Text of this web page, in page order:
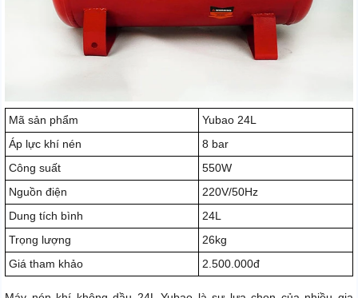
Mã sản phẩm
Yubao 24L
Áp lực khí nén
8 bar
Công suất
550W
Nguồn điện
220V/50Hz
Dung tích bình
24L
Trọng lượng
26kg
Giá tham khảo
2.500.000đ